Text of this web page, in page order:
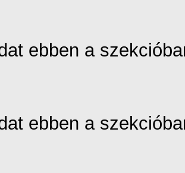
ebben a
ebben a